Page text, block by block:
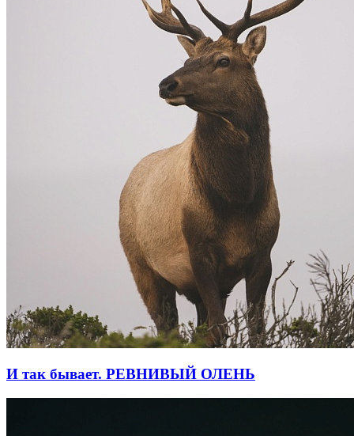
И так бывает. РЕВНИВЫЙ ОЛЕНЬ